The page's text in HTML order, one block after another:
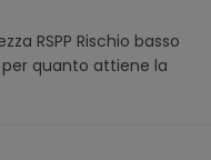
RSPP Rischio basso
quanto attiene la